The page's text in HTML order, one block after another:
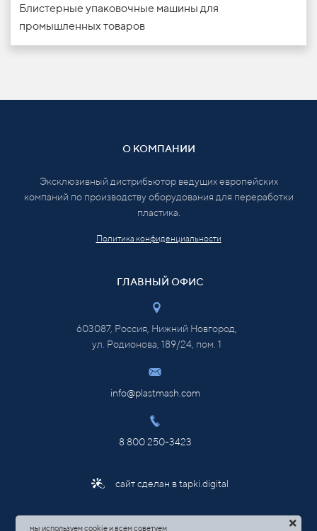
Блистерные упаковочные машины для
промышленных товаров
О КОМПАНИИ
Эксклюзивный дистрибьютор ведущих европейских
компаний по производству оборудования для переработки
пластика.
Политика конфиденциальности
ГЛАВНЫЙ ОФИС
603087, Россия, Нижний Новгород,
ул. Родионова, 189/24, пом. 1
info@plastmash.com
8 800 250-3423
сайт сделан в tapki.digital
мы используем cookie и всем советуем